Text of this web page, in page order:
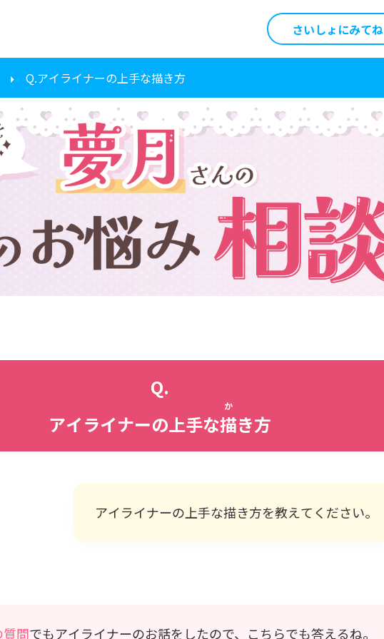
さいしょにみてね
Q.アイライナーの上手な描き方
Q.
アイライナーの上手な描
か
き方
アイライナーの上手な描き方を教えてください。
問でもアイライナーのお話をしたので、こちらでも答えるね。